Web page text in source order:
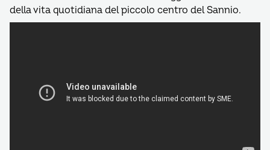
della vita quotidiana del piccolo centro del Sannio.